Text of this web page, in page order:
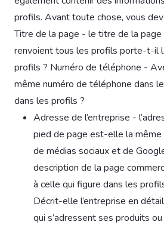
profils. Avant toute chose, vous
Titre de la page - le titre de la
renvoient tous les profils porte-t-il
profils ? Numéro de téléphone -
même numéro de téléphone dans
dans les profils ?
Adresse de l’entreprise -
pied de page est-elle la même
de médias sociaux et de
description de la page
à celle qui figure dans les
Décrit-elle l’entreprise en
qui s’adressent ses produits